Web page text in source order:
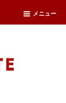
メニュー